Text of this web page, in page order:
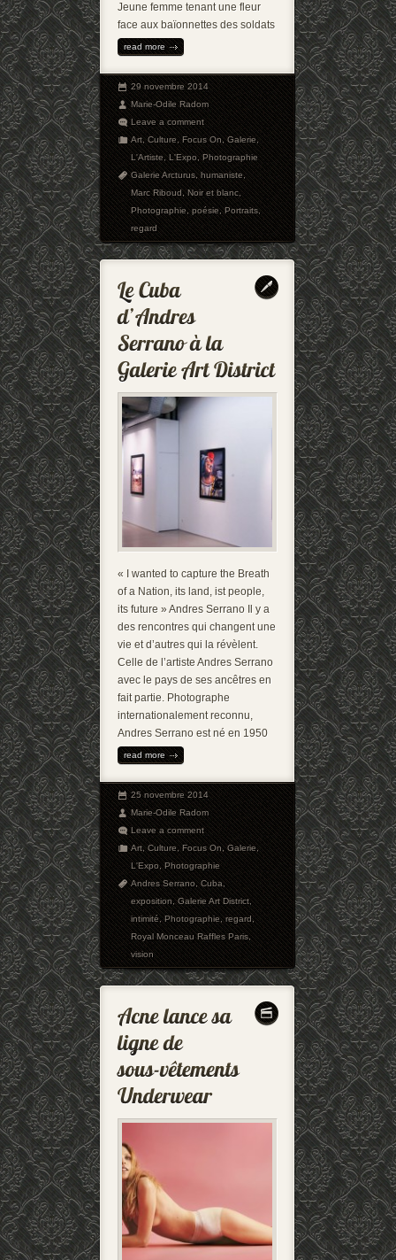
Jeune femme tenant une fleur
face aux baïonnettes des soldats
read more
29 novembre 2014
Marie-Odile Radom
Leave a comment
Art,Culture,Focus On,Galerie,
L'Artiste,L'Expo,Photographie
Galerie Arcturus,humaniste,
Marc Riboud,Noir et blanc,
Photographie,poésie,Portraits,
regard
« I wanted to capture the Breath
of a Nation, its land, ist people,
its future » Andres Serrano Il y a
des rencontres qui changent une
vie et d’autres qui la révèlent.
Celle de l’artiste Andres Serrano
avec le pays de ses ancêtres en
fait partie. Photographe
internationalement reconnu,
Andres Serrano est né en 1950
read more
25 novembre 2014
Marie-Odile Radom
Leave a comment
Art,Culture,Focus On,Galerie,
L'Expo,Photographie
Andres Serrano,Cuba,
exposition,Galerie Art District,
intimité,Photographie,regard,
Royal Monceau Raffles Paris,
vision